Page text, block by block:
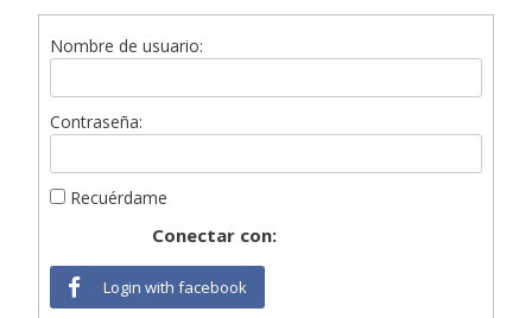
Nombre de usuario:
Contraseña:
Recuérdame
Conectar con:
Login with facebook